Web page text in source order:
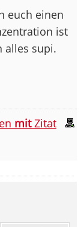
euch einen
ist
alles supi.
mitZitat